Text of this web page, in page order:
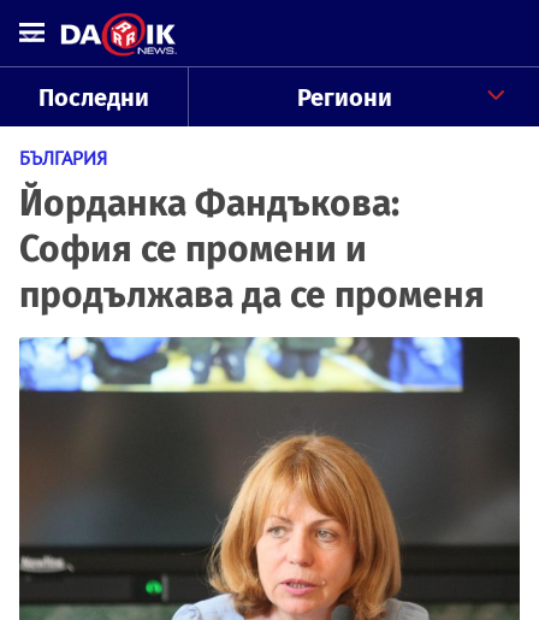
Последни Региони
БЪЛГАРИЯ
Йорданка Фандъкова:
София се промени и
продължава да се променя